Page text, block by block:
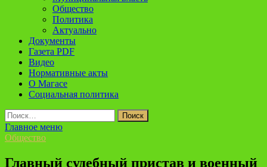
Общество
Политика
Актуально
Документы
Газета PDF
Видео
Нормативные акты
О Магасе
Социальная политика
Найти:
Главное меню
Общество
Главный судебный пристав и военный